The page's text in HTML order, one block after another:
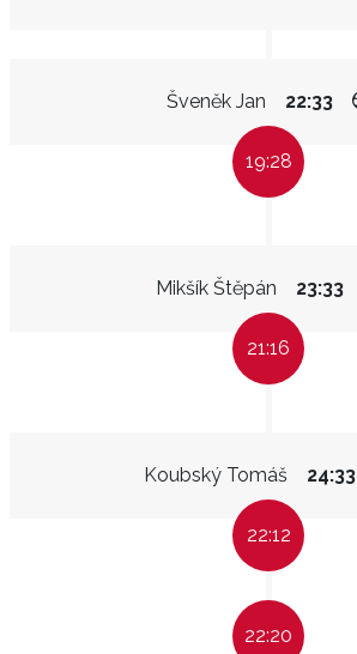
Šveněk Jan 22:33
19:28
Mikšík Štěpán 23:33
21:16
Koubský Tomáš 24:33
22:12
22:20